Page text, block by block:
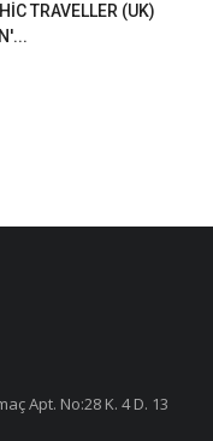
TRAVELLER (UK)
Apt. No:28 K. 4 D. 13